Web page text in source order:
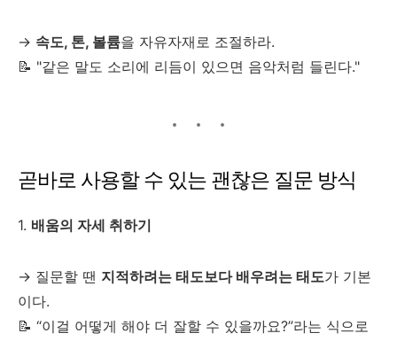
→ 속도, 톤, 볼륨을 자유자재로 조절하라.
📝 "같은 말도 소리에 리듬이 있으면 음악처럼 들린다."
곧바로 사용할 수 있는 괜찮은 질문 방식
1. 배움의 자세 취하기
→ 질문할 땐 지적하려는 태도보다 배우려는 태도가 기본
이다.
📝 “이걸 어떻게 해야 더 잘할 수 있을까요?”라는 식으로